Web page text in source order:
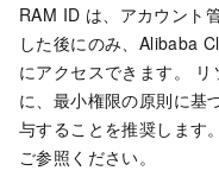
RAM ID は、アカウント
した後にのみ、Alibaba
にアクセスできます。
に、最小権限の原則に基
与することを推奨します
ご参照ください。